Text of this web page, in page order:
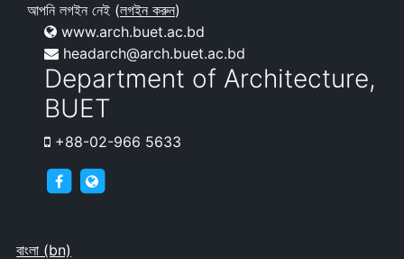
আপনি লগইন নেই (লগইন করুন)
www.arch.buet.ac.bd
headarch@arch.buet.ac.bd
Department of Architecture,
BUET
+88-02-966 5633
archnews
বাংলা ‎(bn)‎